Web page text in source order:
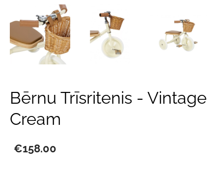
Bērnu Trīsritenis - Vintage
Cream
€158.00